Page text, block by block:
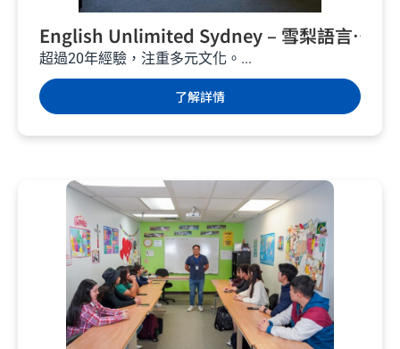
English Unlimited Sydney – 雪梨語言
學校 – 澳洲遊學
超過20年經驗，注重多元文化。...
了解詳情